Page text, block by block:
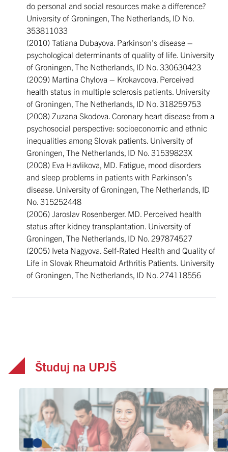
do personal and social resources make a difference?
University of Groningen, The Netherlands, ID No.
353811033
(2010) Tatiana Dubayova. Parkinson’s disease –
psychological determinants of quality of life. University
of Groningen, The Netherlands, ID No. 330630423
(2009) Martina Chylova – Krokavcova. Perceived
health status in multiple sclerosis patients. University
of Groningen, The Netherlands, ID No. 318259753
(2008) Zuzana Skodova. Coronary heart disease from a
psychosocial perspective: socioeconomic and ethnic
inequalities among Slovak patients. University of
Groningen, The Netherlands, ID No. 31539823X
(2008) Eva Havlikova, MD. Fatigue, mood disorders
and sleep problems in patients with Parkinson’s
disease. University of Groningen, The Netherlands, ID
No. 315252448
(2006) Jaroslav Rosenberger. MD. Perceived health
status after kidney transplantation. University of
Groningen, The Netherlands, ID No. 297874527
(2005) Iveta Nagyova. Self-Rated Health and Quality of
Life in Slovak Rheumatoid Arthritis Patients. University
of Groningen, The Netherlands, ID No. 274118556
Študuj na UPJŠ